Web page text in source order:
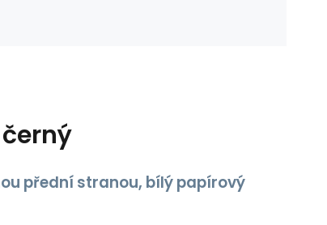
přední stranou, bílý papírový